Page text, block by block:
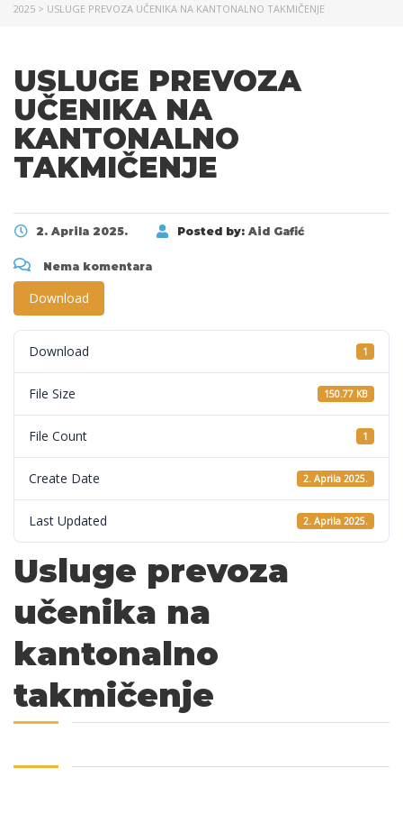
2025 > USLUGE PREVOZA UČENIKA NA KANTONALNO TAKMIČENJE
USLUGE PREVOZA
UČENIKA NA
KANTONALNO
TAKMIČENJE
2. Aprila 2025. Posted by: Aid Gafić
Nema komentara
Download
Download 1
File Size 150.77 KB
File Count 1
Create Date 2. Aprila 2025.
Last Updated 2. Aprila 2025.
Usluge prevoza
učenika na
kantonalno
takmičenje